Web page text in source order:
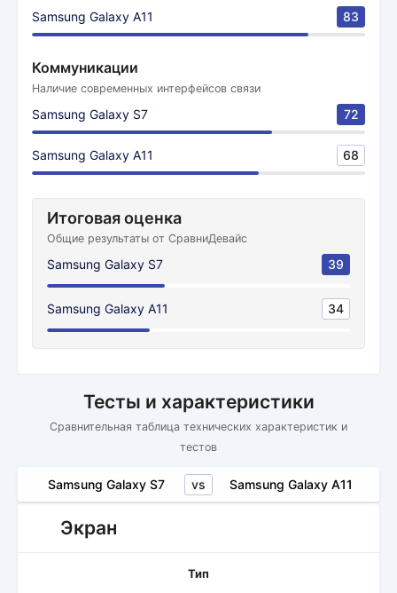
Samsung Galaxy A11 83
Коммуникации
Наличие современных интерфейсов связи
Samsung Galaxy S7 72
Samsung Galaxy A11 68
Итоговая оценка
Общие результаты от СравниДевайс
Samsung Galaxy S7 39
Samsung Galaxy A11 34
Тесты и характеристики
Сравнительная таблица технических характеристик и
тестов
Samsung Galaxy S7 vs Samsung Galaxy A11
Экран
Тип